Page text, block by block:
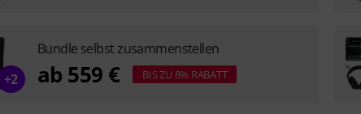
+2
Bundle selbst zusammenstellen
ab 559 € BIS ZU 8% RABATT